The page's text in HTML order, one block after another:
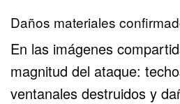
Daños materiales
En las imágenes
magnitud del ataque:
ventanales destruidos y